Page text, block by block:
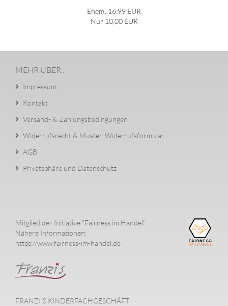
Ehem. 16,99 EUR
Nur 10,00 EUR
MEHR ÜBER...
Impressum
Kontakt
Versand- & Zahlungsbedingungen
Widerrufsrecht & Muster-Widerrufsformular
AGB
Privatsphäre und Datenschutz
Mitglied der Initiative "Fairness im Handel".
Nähere Informationen:
https://www.fairness-im-handel.de
FRANZI´S KINDERFACHGESCHÄFT